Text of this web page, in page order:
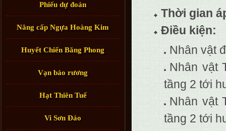
Phiếu dự đoán
Nâng cấp Ngựa Hoàng Kim
Huyết Chiến Băng Phong
Vạn bảo rương
Hạt Thiên Tuế
Vi Sơn Đảo
Thời gian
Điều kiện:
Nhân vật
Nhân vật
tầng 2 tới
Nhân vật
tầng 2 tới